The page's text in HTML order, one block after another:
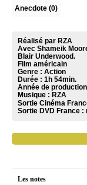
Anecdote (0)
Réalisé par RZA
Avec Shameik
Blair Underwood.
Film américain
Genre : Action
Durée : 1h 54min.
Année de
Musique : RZA
Sortie Cinéma
Sortie DVD France :
Les notes